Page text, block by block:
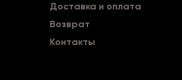
Доставка и оплата
Возврат
Контакты